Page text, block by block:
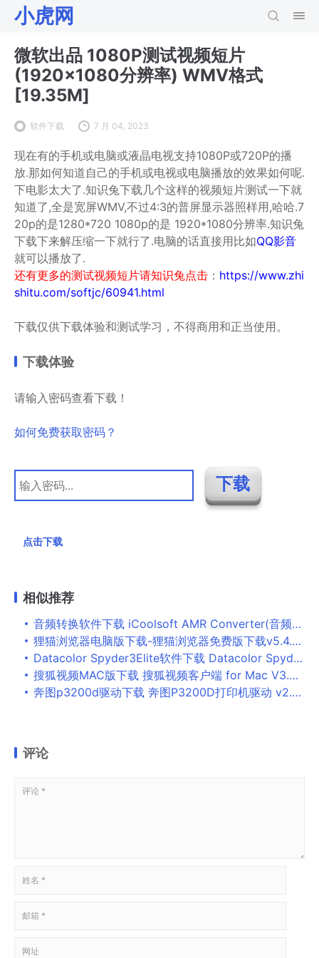
小虎网
微软出品 1080P测试视频短片
(1920×1080分辨率) WMV格式
[19.35M]
软件下载 7 月 04, 2023
现在有的手机或电脑或液晶电视支持1080P或720P的播
放.那如何知道自己的手机或电视或电脑播放的效果如何呢.
下电影太大了.知识兔下载几个这样的视频短片测试一下就
知道了,全是宽屏WMV,不过4:3的普屏显示器照样用,哈哈.7
20p的是1280*720 1080p的是 1920*1080分辨率.知识兔
下载下来解压缩一下就行了.电脑的话直接用比如QQ影音
就可以播放了.
还有更多的测试视频短片请知识兔点击 ： https://www.zhi
shitu.com/softjc/60941.html
下载仅供下载体验和测试学习，不得商用和正当使用。
下载体验
请输入密码查看下载！
如何免费获取密码？
点击下载
相似推荐
音频转换软件下载 iCoolsoft AMR Converter(音频转换工具) v3.1.10 官方安装版
狸猫浏览器电脑版下载-狸猫浏览器免费版下载v5.4.0.0 官方版
Datacolor Spyder3Elite软件下载 Datacolor Spyder3Elite(屏幕色彩校正) V3.0.7 多语言免费安装版
搜狐视频MAC版下载 搜狐视频客户端 for Mac V3.31.18312 苹果电脑版
奔图p3200d驱动下载 奔图P3200D打印机驱动 v2.0.0 官方安装版 64位
评论